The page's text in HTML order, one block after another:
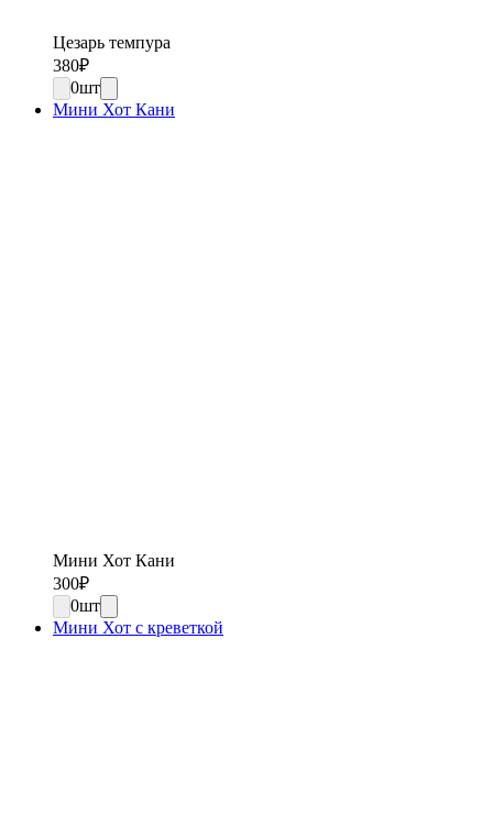
Цезарь темпура
380₽
0шт
Мини Хот Кани
Мини Хот Кани
300₽
0шт
Мини Хот с креветкой